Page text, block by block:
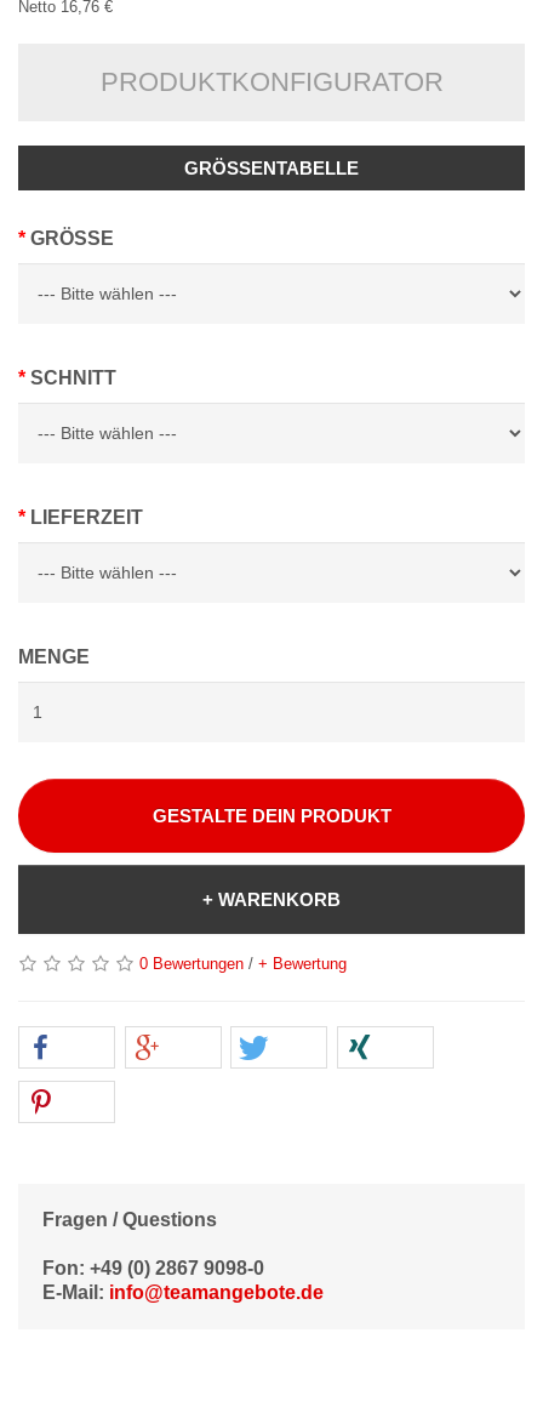
Netto 16,76 €
PRODUKTKONFIGURATOR
GRÖSSENTABELLE
GRÖSSE
SCHNITT
LIEFERZEIT
MENGE
GESTALTE DEIN PRODUKT
+ WARENKORB
0 Bewertungen / + Bewertung
Fragen / Questions
Fon: +49 (0) 2867 9098-0
E-Mail: info@teamangebote.de